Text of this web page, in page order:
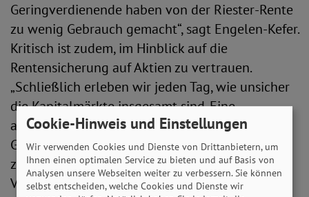
Geringverdienende haben von der Riester-Rente
zu wenig Gebrauch gemacht“, sagt Engelen-Kefer.
Kritisch ist zudem, im Hinblick auf die
Rentensicherung auf Aktien zu vertrauen.
„Schließlich erleben wir jeden Tag, wie unsicher
die Kapitalmärkte insgesamt sind. Eine
auskömmliche Rente im Alter sollte kein
Glücksspiel sein, sondern eine sichere und
zuverlässige Absicherung“, mahnt die SoVD-
Vizepräsidentin.
Cookie-Hinweis und Einstellungen
Wir verwenden Cookies und Dienste von Drittanbietern, um
Ihnen einen optimalen Service zu bieten und auf Basis von
Analysen unsere Webseiten weiter zu verbessern. Sie können
selbst entscheiden, welche Cookies und Dienste wir